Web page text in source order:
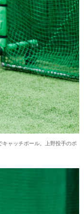
ャッチボール。上野投手のボ